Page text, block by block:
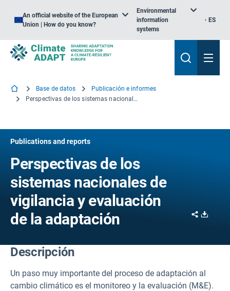
An official website of the European
Union | How do you know?
Environmental
information
systems
ES
Base de datos
Publicación e informes
Perspectivas de los sistemas nacionales de vigilancia y evaluación de la adaptación
Publications and reports
Perspectivas de los
sistemas nacionales de
vigilancia y evaluación
de la adaptación
Share
Descripción
Un paso muy importante del proceso de adaptación al
cambio climático es el monitoreo y la evaluación (M&E).